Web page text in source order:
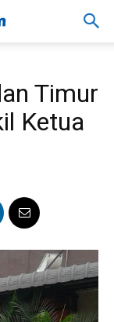
Timur
Ketua